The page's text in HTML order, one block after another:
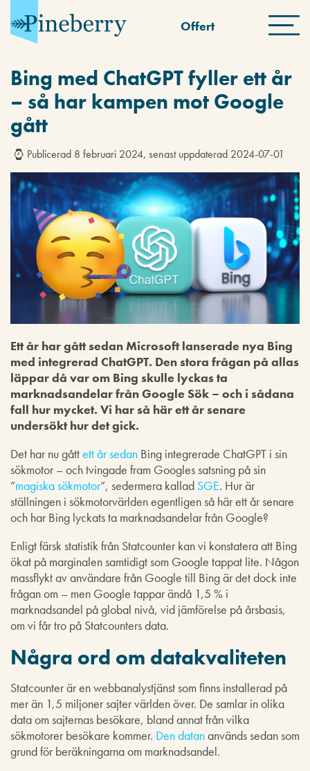
Offert
Bing med ChatGPT fyller ett år
– så har kampen mot Google
gått
Publicerad 8 februari 2024, senast uppdaterad 2024-07-01
Ett år har gått sedan Microsoft lanserade nya Bing
med integrerad ChatGPT. Den stora frågan på allas
läppar då var om Bing skulle lyckas ta
marknadsandelar från Google Sök – och i sådana
fall hur mycket. Vi har så här ett år senare
undersökt hur det gick.
Det har nu gåttett år sedan Bing integrerade ChatGPT i sin
sökmotor – och tvingade fram Googles satsning på sin
”magiska sökmotor”, sedermera kallad SGE. Hur är
ställningen i sökmotorvärlden egentligen så här ett år senare
och har Bing lyckats ta marknadsandelar från Google?
Enligt färsk statistik från Statcounter kan vi konstatera att Bing
ökat på marginalen samtidigt som Google tappat lite. Någon
massflykt av användare från Google till Bing är det dock inte
frågan om – men Google tappar ändå 1,5 % i
marknadsandel på global nivå, vid jämförelse på årsbasis,
om vi får tro på Statcounters data.
Några ord om datakvaliteten
Statcounter är en webbanalystjänst som finns installerad på
mer än 1,5 miljoner sajter världen över. De samlar in olika
data om sajternas besökare, bland annat från vilka
sökmotorer besökare kommer. Den datananvänds sedan som
grund för beräkningarna om marknadsandel.